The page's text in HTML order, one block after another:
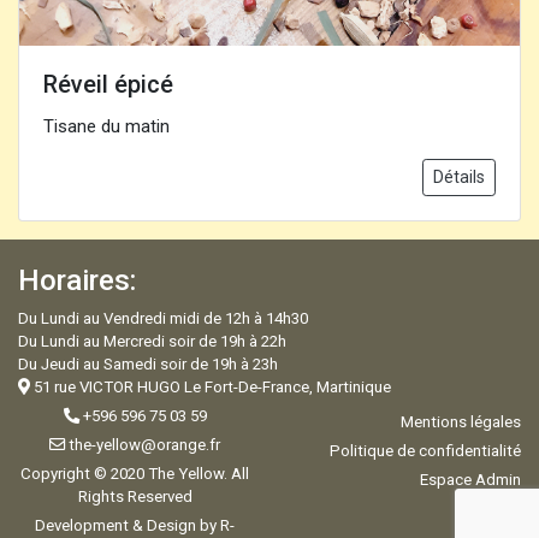
Réveil épicé
Tisane du matin
Détails
Horaires:
Du Lundi au Vendredi midi de 12h à 14h30
Du Lundi au Mercredi soir de 19h à 22h
Du Jeudi au Samedi soir de 19h à 23h
51 rue VICTOR HUGO Le Fort-De-France, Martinique
+596 596 75 03 59
the-yellow@orange.fr
Copyright © 2020 The Yellow. All
Rights Reserved
Development & Design by R-
Mentions légales
Politique de confidentialité
Espace Admin